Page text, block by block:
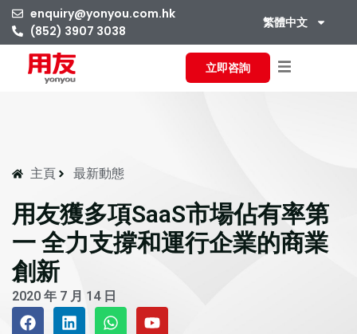
enquiry@yonyou.com.hk
(852) 3907 3038
繁體中文
立即咨詢
主頁 最新動態
用友獲多項SaaS市場佔有率第
一 全力支撐和運行企業的商業
創新
2020 年 7 月 14 日